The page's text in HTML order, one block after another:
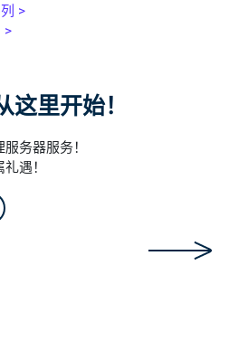
>
>
里开始！
务器服务！
遇！